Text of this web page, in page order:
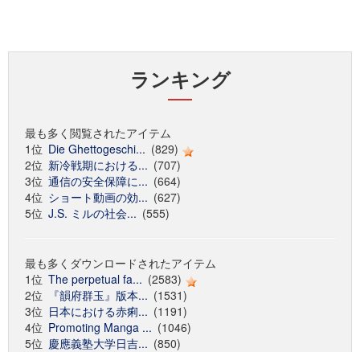
ランキング
最も多く閲覧されたアイテム
1位 Die Ghettogeschi... (829)
2位 新冷戦期における... (707)
3位 通信の安全保障に... (664)
4位 ショート動画の効... (627)
5位 J.S. ミルの社会... (555)
最も多くダウンロードされたアイテム
1位 The perpetual fa... (2583)
2位
『韻府群玉』版本... (1531)
3位 日本における赤痢... (1191)
4位 Promoting Manga ... (1046)
5位 慶應義塾大学日吉... (850)